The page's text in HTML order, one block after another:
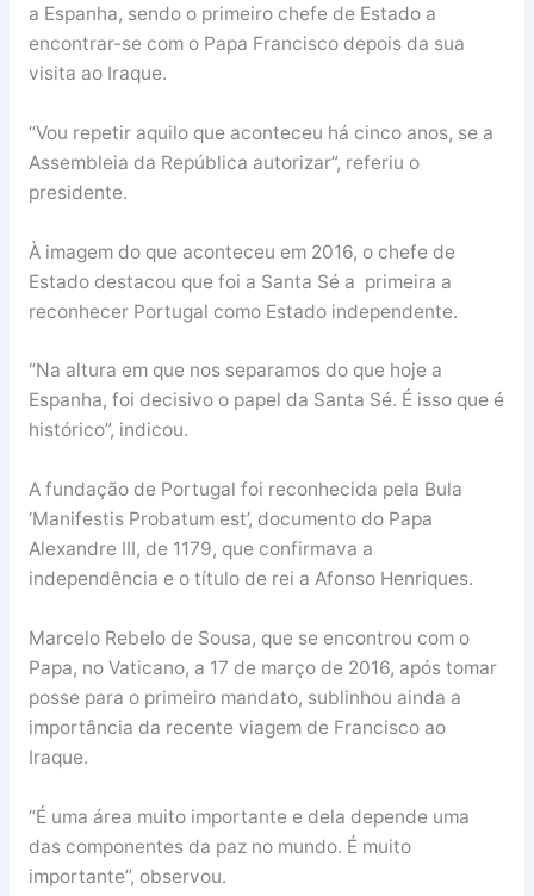
a Espanha, sendo o primeiro chefe de Estado a
encontrar-se com o Papa Francisco depois da sua
visita ao Iraque.
“Vou repetir aquilo que aconteceu há cinco anos, se a
Assembleia da República autorizar”, referiu o
presidente.
À imagem do que aconteceu em 2016, o chefe de
Estado destacou que foi a Santa Sé a primeira a
reconhecer Portugal como Estado independente.
“Na altura em que nos separamos do que hoje a
Espanha, foi decisivo o papel da Santa Sé. É isso que é
histórico”, indicou.
A fundação de Portugal foi reconhecida pela Bula
‘Manifestis Probatum est’, documento do Papa
Alexandre III, de 1179, que confirmava a
independência e o título de rei a Afonso Henriques.
Marcelo Rebelo de Sousa, que se encontrou com o
Papa, no Vaticano, a 17 de março de 2016, após tomar
posse para o primeiro mandato, sublinhou ainda a
importância da recente viagem de Francisco ao
Iraque.
“É uma área muito importante e dela depende uma
das componentes da paz no mundo. É muito
importante”, observou.